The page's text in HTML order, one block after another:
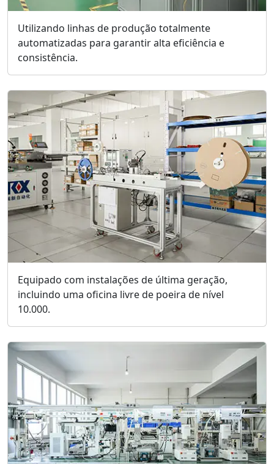
Utilizando linhas de produção totalmente
automatizadas para garantir alta eficiência e
consistência.
Equipado com instalações de última geração,
incluindo uma oficina livre de poeira de nível
10.000.